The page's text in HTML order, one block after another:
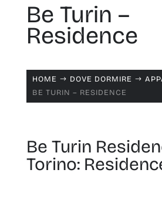
Be Turin –
Residence
HOME $ DOVE DORMIRE $
BE TURIN – RESIDENCE
Be Turin
Torino: